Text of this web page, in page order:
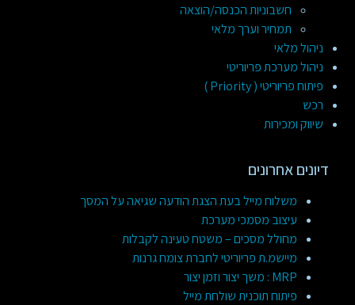
חשבוניות הכנסה/הוצאה
תמחיר וערך מלאי
ניהול מלאי
ניהול מערכת פריוריטי
פיתוח פריוריטי ( Priority )
רכש
שיווק ומכירות
דיונים אחרונים
משלוח מייל בעת הצגת הודעה שגיאה על המסך
עיצוב מסמכי מערכת
מחולל מסכים – משטח טעינה לקבלות
מיישמ.ת פריוריטי לחברת צומח גרנות
MRP : משך יצור וזמן יצור
פיתוח תוכנית שולחת מייל